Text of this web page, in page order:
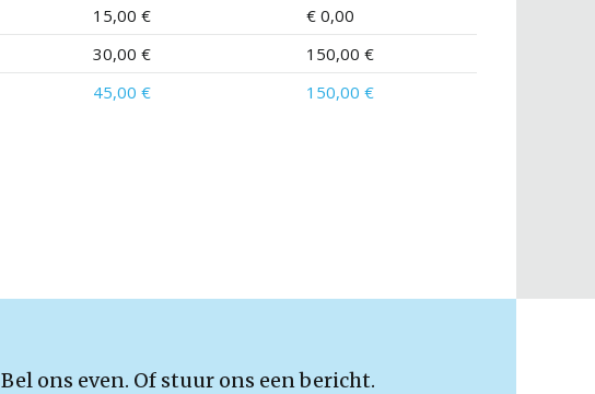
15,00 €
€ 0,00
30,00 €
150,00 €
45,00 € 150,00 €
Bel ons even. Of stuur ons een bericht.